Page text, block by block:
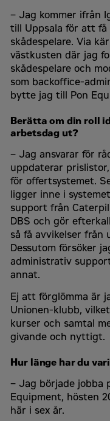
– Jag kommer ifrån
till Uppsala för att få
skådespelare. Via
västkusten där jag
skådespelare och
som backoffice-
bytte jag till Pon
Berätta om din roll
arbetsdag ut?
– Jag ansvarar för
uppdaterar
för offertsystemet.
ligger inne i
support från
DBS och gör
så få avvikelser från
Dessutom försöker
administrativ
annat.
Ej att förglömma är
Unionen-klubb,
kurser och samtal
givande och nyttigt.
Hur länge har du
– Jag började jobba
Equipment, hösten
här i sex år.